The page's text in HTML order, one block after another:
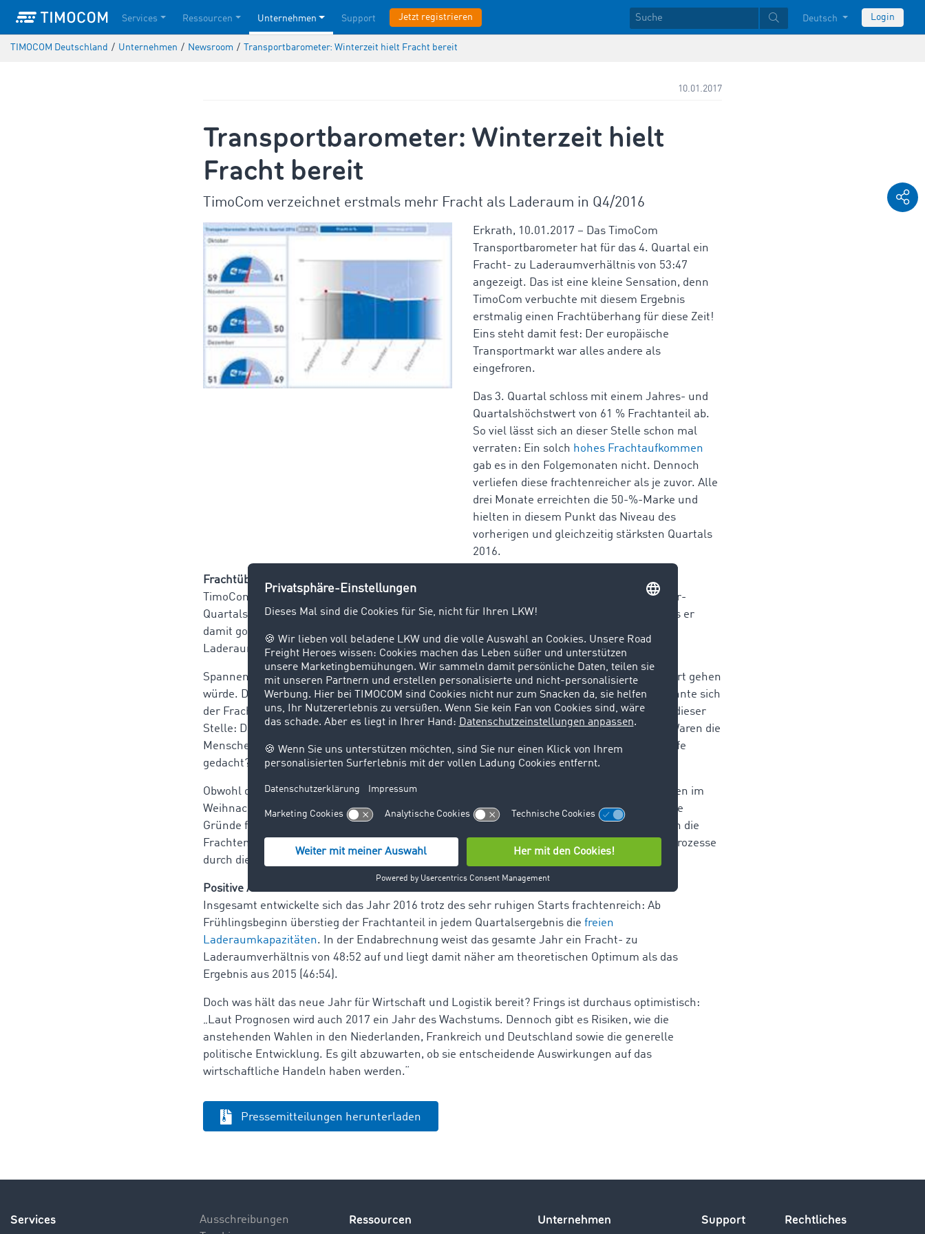
Services Ressourcen Unternehmen Support Jetzt registrieren Deutsch Login
TIMOCOM Deutschland / Unternehmen / Newsroom / Transportbarometer: Winterzeit hielt Fracht bereit
10.01.2017
Transportbarometer: Winterzeit hielt
Fracht bereit
TimoCom verzeichnet erstmals mehr Fracht als Laderaum in Q4/2016
Erkrath, 10.01.2017 – Das TimoCom
Transportbarometer hat für das 4. Quartal ein
Fracht- zu Laderaumverhältnis von 53:47
angezeigt. Das ist eine kleine Sensation, denn
TimoCom verbuchte mit diesem Ergebnis
erstmalig einen Frachtüberhang für diese Zeit!
Eins steht damit fest: Der europäische
Transportmarkt war alles andere als
eingefroren.
Das 3. Quartal schloss mit einem Jahres- und
Quartalshöchstwert von 61 % Frachtanteil ab.
So viel lässt sich an dieser Stelle schon mal
verraten: Ein solch hohes Frachtaufkommen
gab es in den Folgemonaten nicht. Dennoch
verliefen diese frachtenreicher als je zuvor. Alle
drei Monate erreichten die 50-%-Marke und
hielten in diesem Punkt das Niveau des
vorherigen und gleichzeitig stärksten Quartals
2016.
Frachtüberhänge im gesamten 4. Quartal
TimoCom Company Spokesman Marcel Frings prognostizierte im dritten Transportbarometer-
Quartalsbericht des Jahres 2016 einen goldenen Herbst. Die aktuellen Zahlen verraten, dass er
damit goldrichtig lag. So standen im Oktober 2016 den 59 % angebotener Fracht 41 % freie
Laderaumkapazitäten gegenüber.
Spannend blieb die Frage, ob der November entsprechend der vergangenen Jahre auf Talfahrt gehen
würde. Diese Befürchtung bewahrheitete sich zunächst, doch dank des starken Herbstes konnte sich
der Frachtanteil im November 2016 immer noch bei 50 % halten. Besonders interessant an dieser
Stelle: Das sind sage und schreibe zwölf Prozentpunkte mehr Fracht als in 2014 und 2015. Waren die
Menschen im vergangenen Jahr aktiver und haben bereits früher an ihre Weihnachtseinkäufe
gedacht? Denkbar. Doch auch im Dezember wurde kräftig weiter konsumiert.
Obwohl der November 2016 schon sehr frachtenreich war, erhöhte sich das Frachtaufkommen im
Weihnachtsmonat Dezember noch einmal und erreichte schließlich 51 %. Frings erläutert die
Gründe für das starke vierte Quartal 2016: „Durch den schneefreien Jahresausklang konnten die
Frachten ohne Wetterprobleme transportiert werden. Zudem wurden die laufenden Arbeitsprozesse
durch die arbeitgeberfreundlichen Feiertage nicht beeinträchtigt.“
Positive Aussichten für 2017
Insgesamt entwickelte sich das Jahr 2016 trotz des sehr ruhigen Starts frachtenreich: Ab
Frühlingsbeginn überstieg der Frachtanteil in jedem Quartalsergebnis die freien
Laderaumkapazitäten. In der Endabrechnung weist das gesamte Jahr ein Fracht- zu
Laderaumverhältnis von 48:52 auf und liegt damit näher am theoretischen Optimum als das
Ergebnis aus 2015 (46:54).
Doch was hält das neue Jahr für Wirtschaft und Logistik bereit? Frings ist durchaus optimistisch:
„Laut Prognosen wird auch 2017 ein Jahr des Wachstums. Dennoch gibt es Risiken, wie die
anstehenden Wahlen in den Niederlanden, Frankreich und Deutschland sowie die generelle
politische Entwicklung. Es gilt abzuwarten, ob sie entscheidende Auswirkungen auf das
wirtschaftliche Handeln haben werden.“
Pressemitteilungen herunterladen
Services
Ausschreibungen
Ressourcen Unternehmen Support Rechtliches